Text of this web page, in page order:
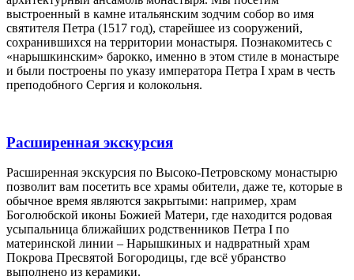
выстроенный в камне итальянским зодчим собор во имя
святителя Петра (1517 год), старейшее из сооружений,
сохранившихся на территории монастыря. Познакомитесь с
«нарышкинским» барокко, именно в этом стиле в монастыре
и были построены по указу императора Петра I храм в честь
преподобного Сергия и колокольня.
Расширенная экскурсия
Расширенная экскурсия по Высоко-Петровскому монастырю
позволит вам посетить все храмы обители, даже те, которые в
обычное время являются закрытыми: например, храм
Боголюбской иконы Божией Матери, где находится родовая
усыпальница ближайших родственников Петра I по
материнской линии – Нарышкиных и надвратный храм
Покрова Пресвятой Богородицы, где всё убранство
выполнено из керамики.